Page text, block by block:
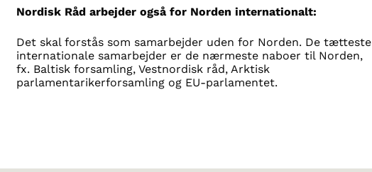
Nordisk Råd arbejder også for Norden internationalt:
Det skal forstås som samarbejder uden for Norden. De tætteste
internationale samarbejder er de nærmeste naboer til Norden,
fx. Baltisk forsamling, Vestnordisk råd, Arktisk
parlamentarikerforsamling og EU-parlamentet.